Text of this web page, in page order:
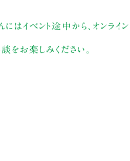
イベント途中から、オンライ
をお楽しみください。